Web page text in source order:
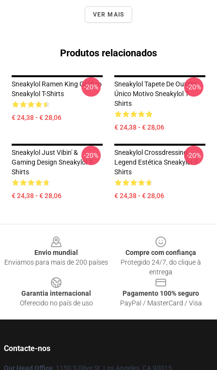
VER MAIS
Produtos relacionados
Sneakylol Ramen King Gráfico
Sneakylol T-Shirts
€ 24,38 - € 28,06
-20%
Sneakylol Tapete De Ouvido
Único Motivo Sneakylol T-
Shirts
€ 24,38 - € 28,06
-20%
Sneakylol Just Vibin' &
Gaming Design Sneakylol T-
Shirts
€ 24,38 - € 28,06
-20%
Sneakylol Crossdressing
Legend Estética Sneakylol T-
Shirts
€ 24,38 - € 28,06
-20%
Envio mundial
Enviamos para mais de 200 países
Compre com confiança
Protegido 24/7, do clique à
entrega
Garantia internacional
Oferecido no país de uso
Pagamento 100% seguro
PayPal / MasterCard / Visa
Contacte-nos
Our Head Office: 1150 S Olive St, Los Angeles, CA 90015